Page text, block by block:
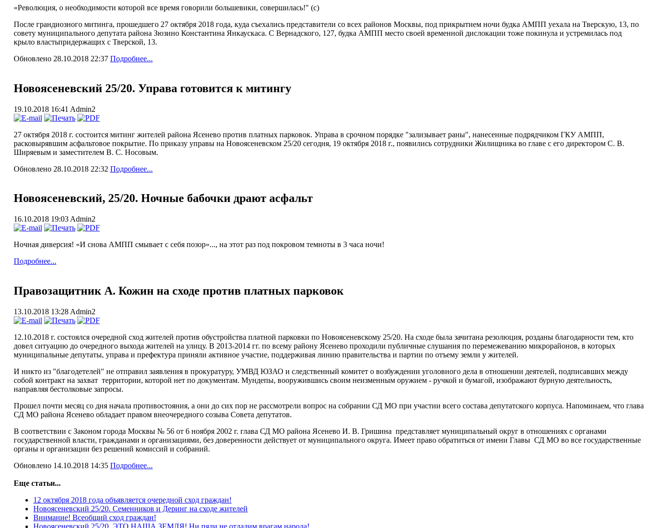
«Революция, о необходимости которой все время говорили большевики, совершилась!" (с)
После грандиозного митинга, прошедшего 27 октября 2018 года, куда съехались представители со всех районов Москвы, под прикрытием ночи будка АМПП уехала на Тверскую, 13, по
совету муниципального депутата района Зюзино Константина Янкаускаса. С Вернадского, 127, будка АМПП место своей временной дислокации тоже покинула и устремилась под
крыло властьпридержащих с Тверской, 13.
Обновлено 28.10.2018 22:37 Подробнее...
Новоясеневский 25/20. Управа готовится к митингу
19.10.2018 16:41 Admin2
27 октября 2018 г. состоится митинг жителей района Ясенево против платных парковок. Управа в срочном порядке "зализывает раны", нанесенные подрядчиком ГКУ АМПП,
расковырявшим асфальтовое покрытие. По приказу управы на Новоясеневском 25/20 сегодня, 19 октября 2018 г., появились сотрудники Жилищника во главе с его директором С. В.
Ширяевым и заместителем В. С. Носовым.
Обновлено 28.10.2018 22:32 Подробнее...
Новоясеневский, 25/20. Ночные бабочки драют асфальт
16.10.2018 19:03 Admin2
Ночная диверсия! «И снова АМПП смывает с себя позор»..., на этот раз под покровом темноты в 3 часа ночи!
Подробнее...
Правозащитник А. Кожин на сходе против платных парковок
13.10.2018 13:28 Admin2
12.10.2018 г. состоялся очередной сход жителей против обустройства платной парковки по Новоясеневскому 25/20. На сходе была зачитана резолюция, розданы благодарности тем, кто
довел ситуацию до очередного выхода жителей на улицу. В 2013-2014 гг. по всему району Ясенево проходили публичные слушания по перемежеванию микрорайонов, в которых
муниципальные депутаты, управа и префектура приняли активное участие, поддерживая линию правительства и партии по отъему земли у жителей.
И никто из "благодетелей" не отправил заявления в прокуратуру, УМВД ЮЗАО и следственный комитет о возбуждении уголовного дела в отношении деятелей, подписавших между
собой контракт на захват территории, которой нет по документам. Мундепы, вооружившись своим неизменным оружием - ручкой и бумагой, изображают бурную деятельность,
направляя бестолковые запросы.
Прошел почти месяц со дня начала противостояния, а они до сих пор не рассмотрели вопрос на собрании СД МО при участии всего состава депутатского корпуса. Напоминаем, что глава
СД МО района Ясенево обладает правом внеочередного созыва Совета депутатов.
В соответствии с Законом города Москвы № 56 от 6 ноября 2002 г. глава СД МО района Ясенево И. В. Гришина представляет муниципальный округ в отношениях с органами
государственной власти, гражданами и организациями, без доверенности действует от муниципального округа. Имеет право обратиться от имени Главы СД МО во все государственные
органы и организации без решений комиссий и собраний.
Обновлено 14.10.2018 14:35 Подробнее...
Еще статьи...
12 октября 2018 года объявляется очередной сход граждан!
Новоясеневский 25/20. Семенников и Деринг на сходе жителей
Внимание! Всеобщий сход граждан!
Новоясеневский 25/20. ЭТО НАША ЗЕМЛЯ! Ни пяди не отдадим врагам народа!